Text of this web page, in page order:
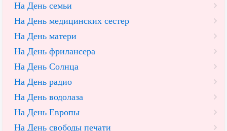
На День семьи
На День медицинских сестер
На День матери
На День фрилансера
На День Солнца
На День радио
На День водолаза
На День Европы
На День свободы печати